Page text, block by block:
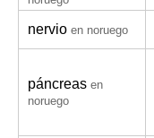
nervio en noruego
páncreas en
noruego